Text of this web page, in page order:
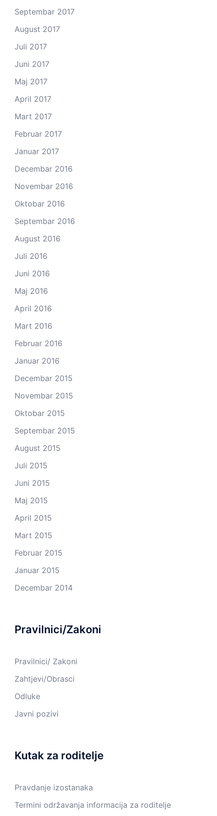
Septembar 2017
August 2017
Juli 2017
Juni 2017
Maj 2017
April 2017
Mart 2017
Februar 2017
Januar 2017
Decembar 2016
Novembar 2016
Oktobar 2016
Septembar 2016
August 2016
Juli 2016
Juni 2016
Maj 2016
April 2016
Mart 2016
Februar 2016
Januar 2016
Decembar 2015
Novembar 2015
Oktobar 2015
Septembar 2015
August 2015
Juli 2015
Juni 2015
Maj 2015
April 2015
Mart 2015
Februar 2015
Januar 2015
Decembar 2014
Pravilnici/Zakoni
Pravilnici/ Zakoni
Zahtjevi/Obrasci
Odluke
Javni pozivi
Kutak za roditelje
Pravdanje izostanaka
Termini održavanja informacija za roditelje